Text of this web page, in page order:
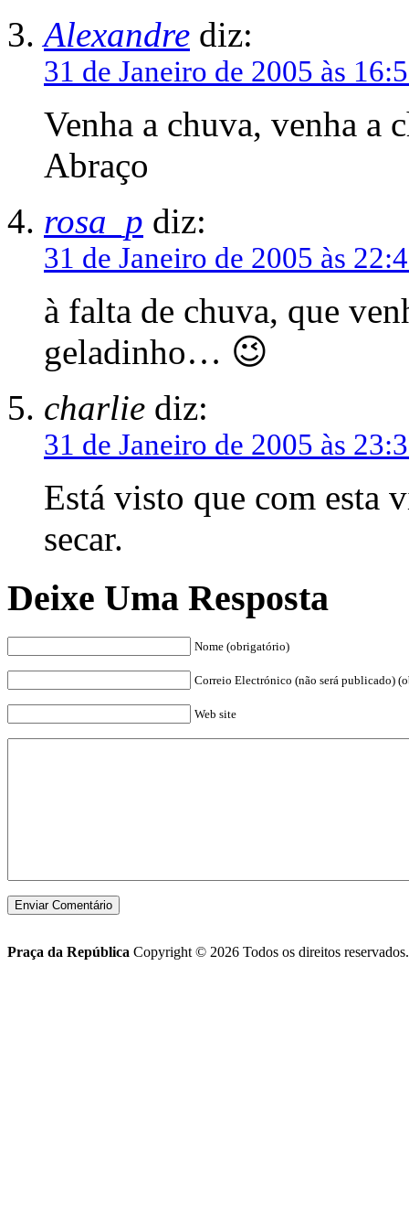
Alexandre diz:
31 de Janeiro de 2005 às
Venha a chuva, venha a
Abraço
rosa_p diz:
31 de Janeiro de 2005 às
à falta de chuva, que
geladinho… 😉
charlie diz:
31 de Janeiro de 2005 às
Está visto que com esta
secar.
Deixe Uma Resposta
Nome (obrigatório)
Correio Electrónico (não será publicado)
Web site
Praça da República Copyright © 2026 Todos os direitos reservados.